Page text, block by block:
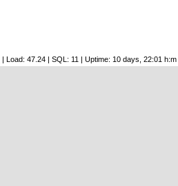
| Load: 47.24 | SQL: 11 | Uptime: 10 days, 22:01